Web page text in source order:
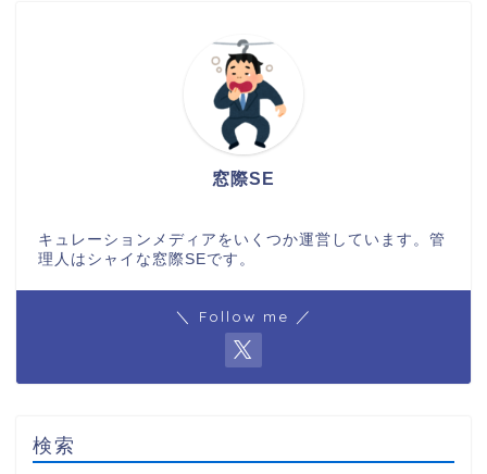
窓際SE
キュレーションメディアをいくつか運営しています。管
理人はシャイな窓際SEです。
＼ Follow me ／
検索